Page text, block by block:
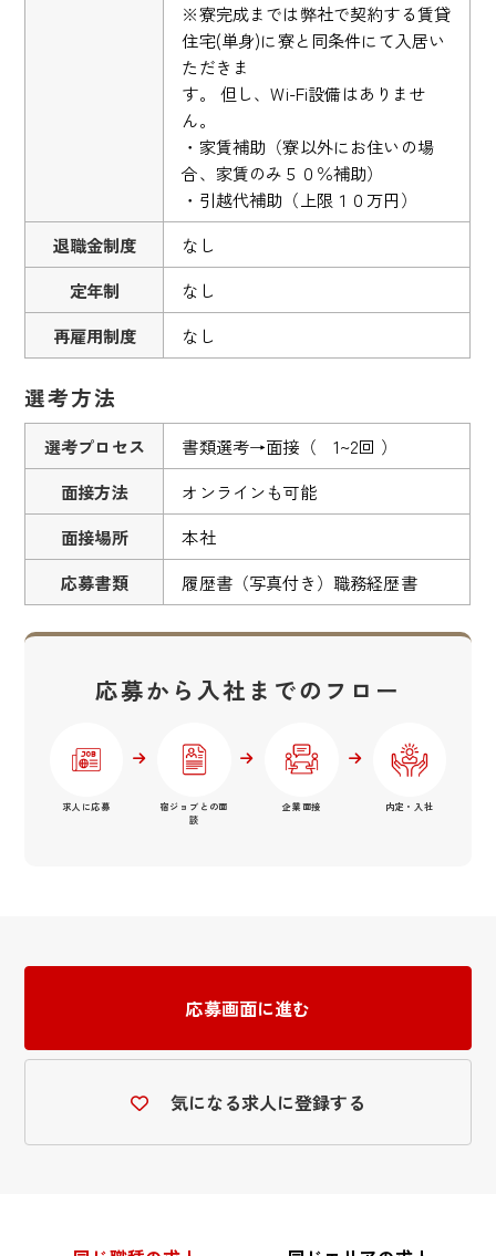
※寮完成までは弊社で契約する賃貸
住宅(単身)に寮と同条件にて入居い
ただきま
す。 但し、Wi-Fi設備はありませ
ん。
・家賃補助（寮以外にお住いの場
合、家賃のみ５０％補助）
・引越代補助（上限１０万円）
退職金制度
なし
定年制
なし
再雇用制度
なし
選考方法
選考プロセス
書類選考→面接（ 1~2回 ）
面接方法
オンラインも可能
面接場所
本社
応募書類
履歴書（写真付き）職務経歴書
応募から入社までのフロー
求人に応募
宿ジョブとの面
談
企業面接 内定・入社
応募画面に進む
気になる求人に登録する